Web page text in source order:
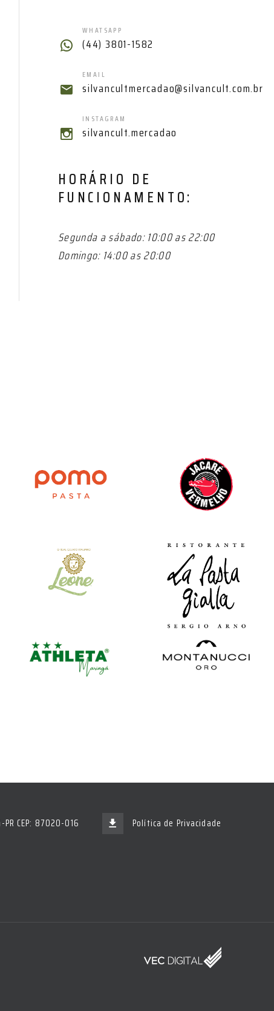
WHATSAPP
(44) 3801-1582
EMAIL
silvancultmercadao@silvancult.com.br
INSTAGRAM
silvancult.mercadao
HORÁRIO DE
FUNCIONAMENTO:
Segunda a sábado: 10:00 as 22:00
Domingo: 14:00 as 20:00
VEJA MAIS
VEJA MAIS
VEJA MAIS
CEP: 87020-016 Política de Privacidade